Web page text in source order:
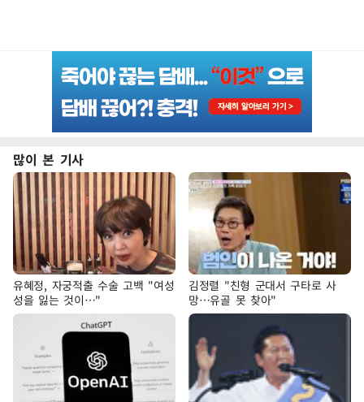
많이 본 기사
유혜정, 자궁적출 수술 고백 "여성
성을 잃는 것이…"
김정렬 "친형 군대서 구타로 사
망…유골 못 찾아"